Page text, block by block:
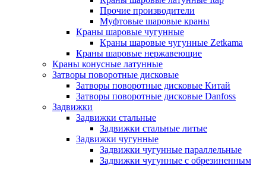
Прочие производители
Муфтовые шаровые краны
Краны шаровые чугунные
Краны шаровые чугунные Zetkama
Краны шаровые нержавеющие
Краны конусные латунные
Затворы поворотные дисковые
Затворы поворотные дисковые Китай
Затворы поворотные дисковые Danfoss
Задвижки
Задвижки стальные
Задвижки стальные литые
Задвижки чугунные
Задвижки чугунные параллельные
Задвижки чугунные с обрезиненным